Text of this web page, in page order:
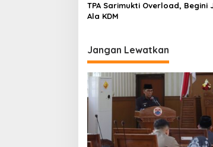
TPA Sarimukti Overload, Begini
Ala KDM
Jangan Lewatkan